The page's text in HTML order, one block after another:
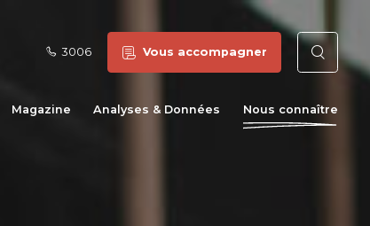
3006 Vous accompagner
Magazine Analyses & Données Nous connaître